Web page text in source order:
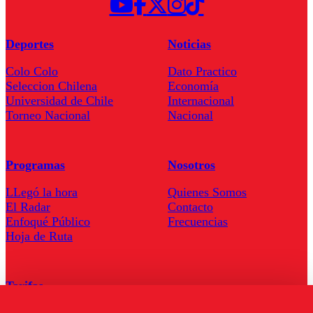
Deportes
Colo Colo
Seleccion Chilena
Universidad de Chile
Torneo Nacional
Noticias
Dato Practico
Economía
Internacional
Nacional
Programas
LLegó la hora
El Radar
Enfoqué Público
Hoja de Ruta
Nosotros
Quienes Somos
Contacto
Frecuencias
Tarifas